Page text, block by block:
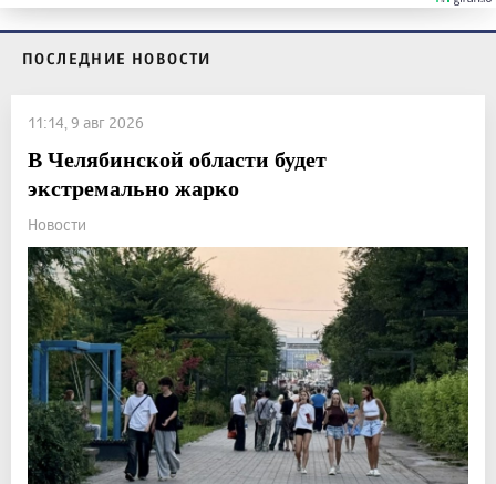
ПОСЛЕДНИЕ НОВОСТИ
11:14, 9 авг 2026
В Челябинской области будет
экстремально жарко
Новости